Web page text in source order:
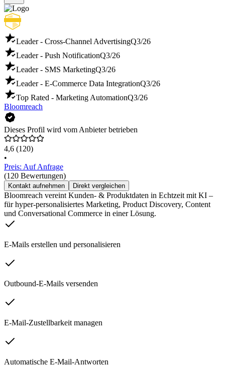
Leader - Cross-Channel AdvertisingQ3/26
Leader - Push NotificationQ3/26
Leader - SMS MarketingQ3/26
Leader - E-Commerce Data IntegrationQ3/26
Top Rated - Marketing AutomationQ3/26
Bloomreach
Dieses Profil wird vom Anbieter betrieben
4,6 (120)
•
Preis: Auf Anfrage
(120 Bewertungen)
Kontakt aufnehmen Direkt vergleichen
Bloomreach vereint Kunden- & Produktdaten in Echtzeit mit KI –
für hyper-personalisiertes Marketing, Product Discovery, Content
und Conversational Commerce in einer Lösung.
E-Mails erstellen und personalisieren
Outbound-E-Mails versenden
E-Mail-Zustellbarkeit managen
Automatische E-Mail-Antworten